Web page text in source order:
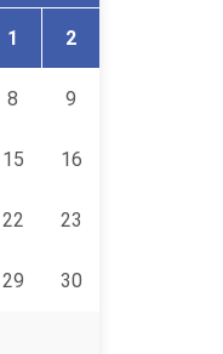
1 2
8 9
15 16
22 23
29 30